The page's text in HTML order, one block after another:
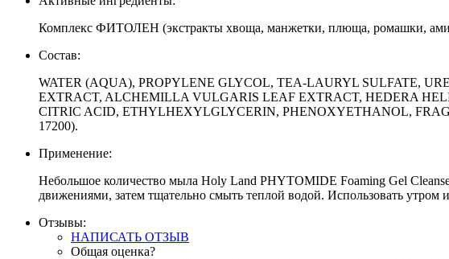
Комплекс ФИТОЛЕН (экстракты хвоща, манжетки, плюща, ромашки,
Состав:
WATER (AQUA), PROPYLENE GLYCOL, TEA-LAURYL SULFATE,
EXTRACT, ALCHEMILLA VULGARIS LEAF EXTRACT, HEDERA
CITRIC ACID, ETHYLHEXYLGLYCERIN, PHENOXYETHANOL,
17200).
Применение:
Небольшое количество мыла Holy Land PHYTOMIDE Foaming Gel
движениями, затем тщательно смыть теплой водой. Использовать утром
Отзывы:
НАПИСАТЬ ОТЗЫВ
Общая оценка?